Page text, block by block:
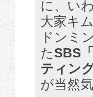
に、い
大家キ
ドンミ
たSBS
ティン
が当然